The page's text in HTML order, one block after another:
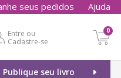
seus pedidos Ajuda
Entre ou
Cadastre-se
0
Publique seu livro